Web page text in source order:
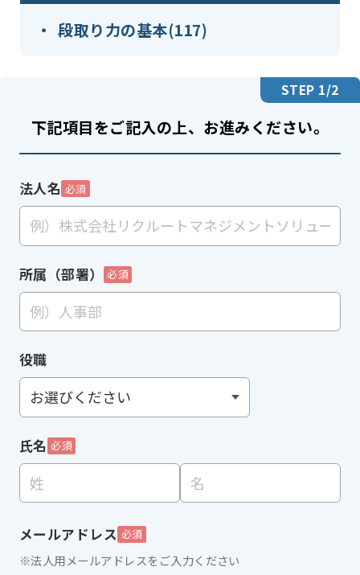
段取り力の基本(117)
STEP 1/2
下記項目をご記入の上、お進みください。
法人名 必須
所属（部署） 必須
役職
氏名 必須
メールアドレス 必須
※法人用メールアドレスをご入力ください